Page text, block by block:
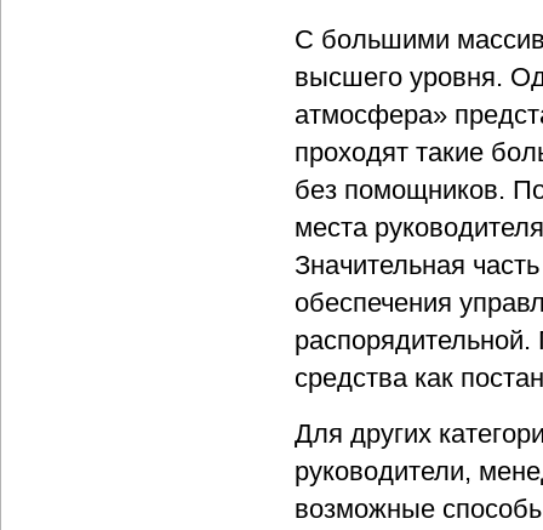
С большими
высшего уровня.
атмосфера»
проходят такие
без помощников.
места
Значительная
обеспечения
средства как
Для других
руководители,
возможные